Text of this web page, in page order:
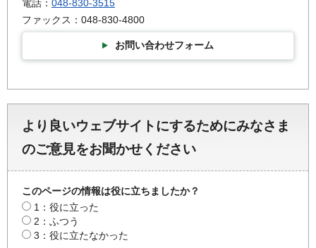
電話： 048-830-3515
ファックス：048-830-4800
お問い合わせフォーム
より良いウェブサイトにするためにみなさま
のご意見をお聞かせください
このページの情報は役に立ちましたか？
1：役に立った
2：ふつう
3：役に立たなかった